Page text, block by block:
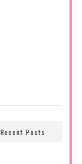
Recent Posts